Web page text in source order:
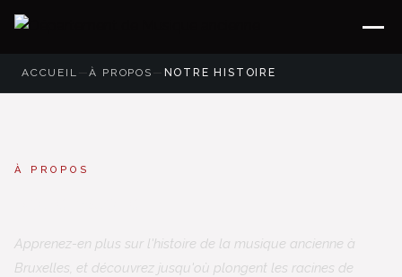
ACCUEIL —À PROPOS — NOTRE HISTOIRE
À PROPOS
Apprenez-en plus sur l'histoire de la musique ancienne à
Bruxelles, et découvrez jusqu'où plongent les racines de